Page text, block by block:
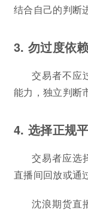
结合自己的判断
3. 勿过度依赖
交易者不应
能力，独立判断
4. 选择正规
交易者应选
直播间回放或通
沈浪期货直